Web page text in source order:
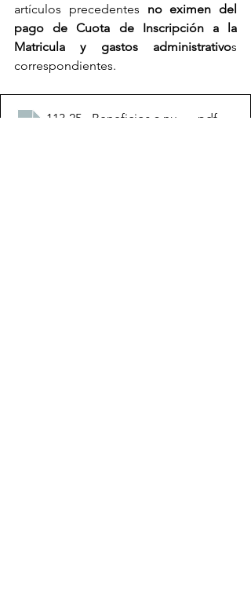
artículos precedentes no eximen del
pago de Cuota de Inscripción a la
Matricula y gastos administrativos
correspondientes.
113-25 - Beneficios a nuevos.pdf